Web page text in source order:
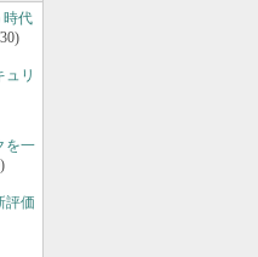
時代
リ
を一
評価